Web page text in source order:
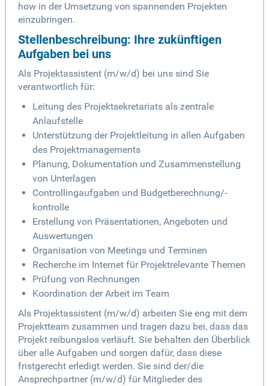
how in der Umsetzung von spannenden Projekten
einzubringen.
Stellenbeschreibung: Ihre zukünftigen
Aufgaben bei uns
Als Projektassistent (m/w/d) bei uns sind Sie
verantwortlich für:
Leitung des Projektsekretariats als zentrale
Anlaufstelle
Unterstützung der Projektleitung in allen Aufgaben
des Projektmanagements
Planung, Dokumentation und Zusammenstellung
von Unterlagen
Controllingaufgaben und Budgetberechnung/-
kontrolle
Erstellung von Präsentationen, Angeboten und
Auswertungen
Organisation von Meetings und Terminen
Recherche im Internet für Projektrelevante Themen
Prüfung von Rechnungen
Koordination der Arbeit im Team
Als Projektassistent (m/w/d) arbeiten Sie eng mit dem
Projektteam zusammen und tragen dazu bei, dass das
Projekt reibungslos verläuft. Sie behalten den Überblick
über alle Aufgaben und sorgen dafür, dass diese
fristgerecht erledigt werden. Sie sind der/die
Ansprechpartner (m/w/d) für Mitglieder des